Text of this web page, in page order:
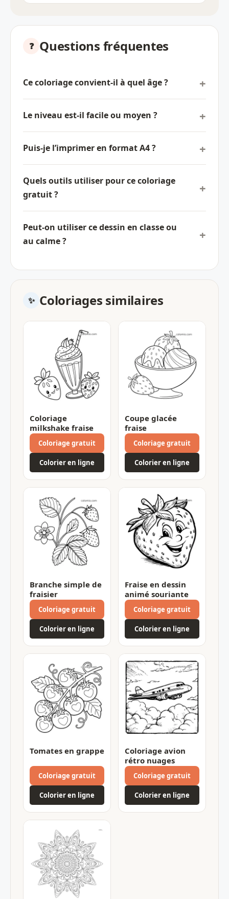
Questions fréquentes
Ce coloriage convient-il à quel âge ?
Le niveau est-il facile ou moyen ?
Puis-je l’imprimer en format A4 ?
Quels outils utiliser pour ce coloriage
gratuit ?
Peut-on utiliser ce dessin en classe ou
au calme ?
Coloriages similaires
Coloriage
milkshake fraise
Coloriage gratuit
Colorier en ligne
Coupe glacée
fraise
Coloriage gratuit
Colorier en ligne
Branche simple de
fraisier
Coloriage gratuit
Colorier en ligne
Fraise en dessin
animé souriante
Coloriage gratuit
Colorier en ligne
Tomates en grappe
Coloriage gratuit
Colorier en ligne
Coloriage avion
rétro nuages
Coloriage gratuit
Colorier en ligne